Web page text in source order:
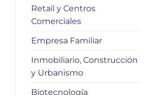
Retail y Centros
Comerciales
Empresa Familiar
Inmobiliario, Construcción
y Urbanismo
Biotecnología